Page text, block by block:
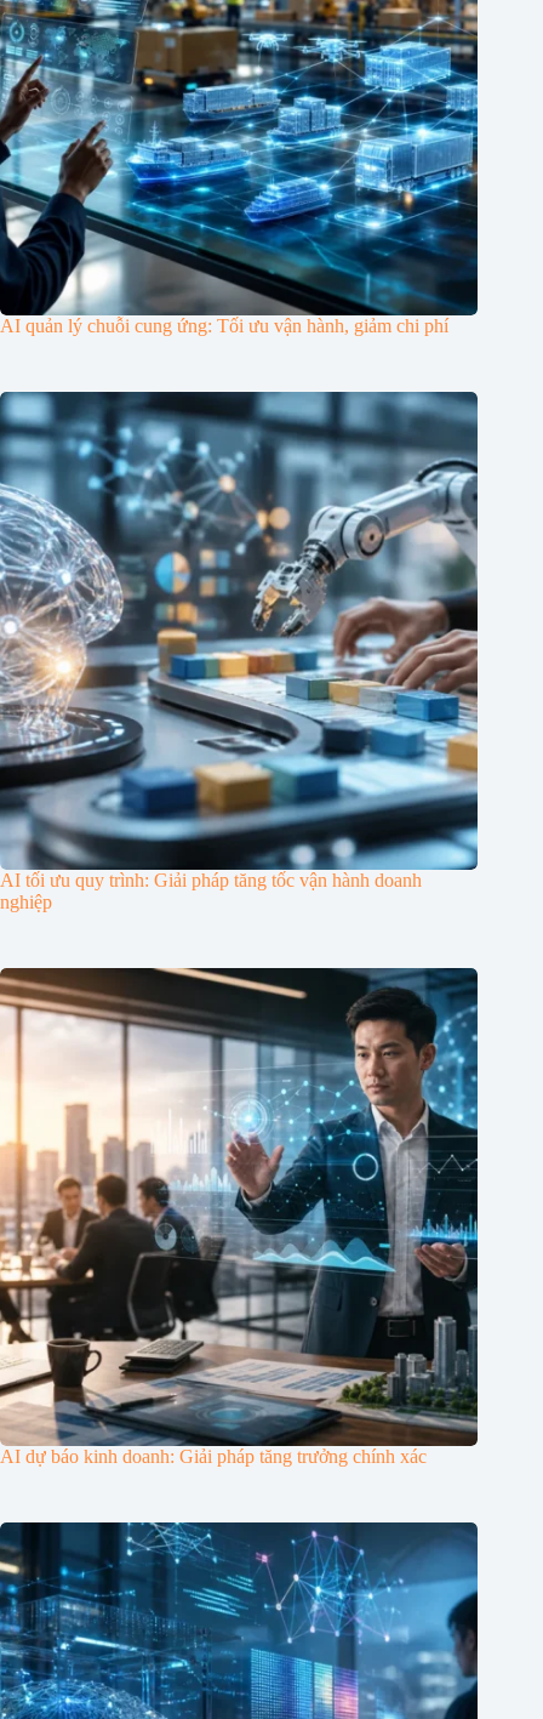
AI quản lý chuỗi cung ứng: Tối ưu vận hành, giảm chi phí
AI tối ưu quy trình: Giải pháp tăng tốc vận hành doanh
nghiệp
AI dự báo kinh doanh: Giải pháp tăng trưởng chính xác